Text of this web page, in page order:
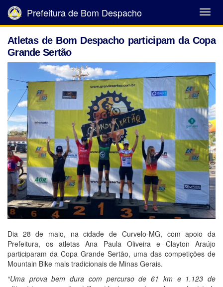
Abrir
Menu
Prefeitura de Bom Despacho
Atletas de Bom Despacho participam da Copa
Grande Sertão
Dia 28 de maio, na cidade de Curvelo-MG, com apoio da
Prefeitura, os atletas Ana Paula Oliveira e Clayton Araújo
participaram da Copa Grande Sertão, uma das competições de
Mountain Bike mais tradicionais de Minas Gerais.
“Uma prova bem dura com percurso de 61 km e 1.123 de